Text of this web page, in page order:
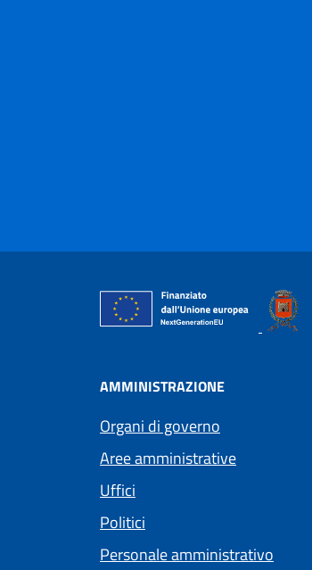
AMMINISTRAZIONE
Organi di governo
Aree amministrative
Uffici
Politici
Personale amministrativo